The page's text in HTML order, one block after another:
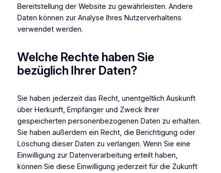
Bereitstellung der Website zu gewährleisten. Andere
Daten können zur Analyse Ihres Nutzerverhaltens
verwendet werden.
Welche Rechte haben Sie
bezüglich Ihrer Daten?
Sie haben jederzeit das Recht, unentgeltlich Auskunft
über Herkunft, Empfänger und Zweck Ihrer
gespeicherten personenbezogenen Daten zu erhalten.
Sie haben außerdem ein Recht, die Berichtigung oder
Löschung dieser Daten zu verlangen. Wenn Sie eine
Einwilligung zur Datenverarbeitung erteilt haben,
können Sie diese Einwilligung jederzeit für die Zukunft